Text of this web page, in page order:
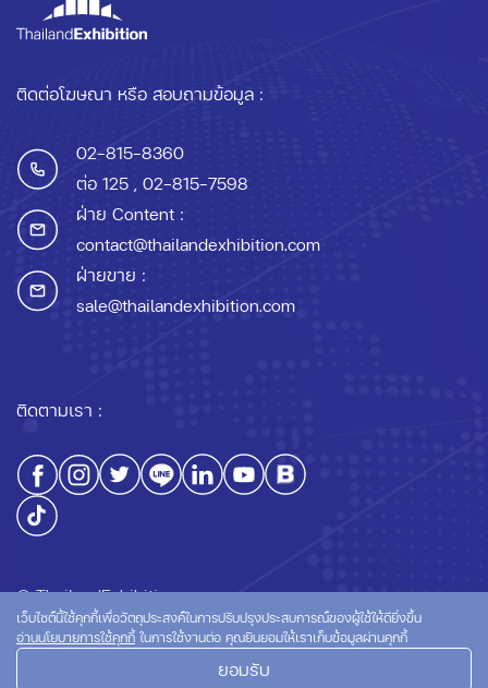
ติดต่อโฆษณา หรือ สอบถามข้อมูล :
02-815-8360
ต่อ 125 , 02-815-7598
ฝ่าย Content :
contact@thailandexhibition.com
ฝ่ายขาย :
sale@thailandexhibition.com
ติดตามเรา :
© ThailandExhibition.com
นโยบายการใช้คุกกี้
เว็บไซต์นี้ใช้คุกกี้เพื่อวัตถุประสงค์ในการปรับปรุงประสบการณ์ของผู้ใช้ให้ดียิ่งขึ้น
อ่านนโยบายการใช้คุกกี้ ในการใช้งานต่อ คุณยินยอมให้เราเก็บข้อมูลผ่านคุกกี้
ยอมรับ